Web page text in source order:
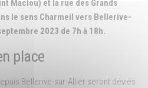
Maclou) et la rue des Grands
le sens Charmeil vers Bellerive-
2023 de 7h à 18h.
place
Bellerive-sur-Allier seront déviés